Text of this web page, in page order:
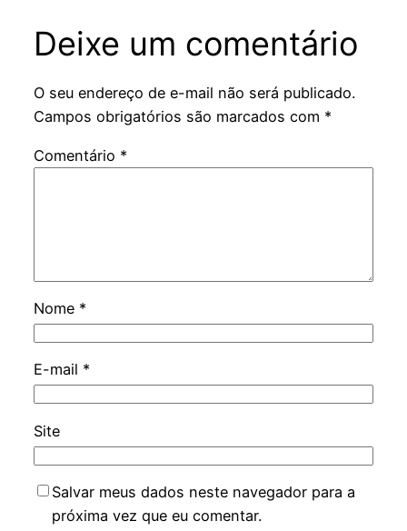
Deixe um comentário
O seu endereço de e-mail não será publicado.
Campos obrigatórios são marcados com *
Comentário *
Nome *
E-mail *
Site
Salvar meus dados neste navegador para a
próxima vez que eu comentar.